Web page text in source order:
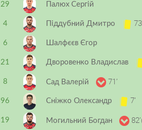
29 Палюх Сергій
4 Піддубний Дмитро
6 Шалфєєв Єгор
21 Дворовенко Владислав
8 Сад Валерій 71’
96 Сніжко Олександр 7’
19 Могильний Богдан